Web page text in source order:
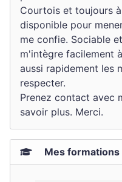
Courtois et toujours
disponible pour
me confie. Sociable
m'intègre facilement
aussi rapidement les
respecter.
Prenez contact avec
savoir plus. Merci.
Mes formations